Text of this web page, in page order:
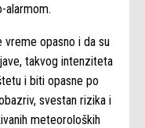
alarmom.
vreme opasno i da su
takvog intenziteta
i biti opasne po
svestan rizika i
meteoroloških